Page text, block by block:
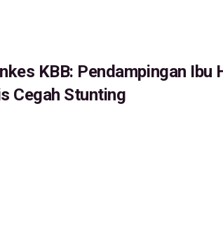
KBB: Pendampingan
Cegah Stunting